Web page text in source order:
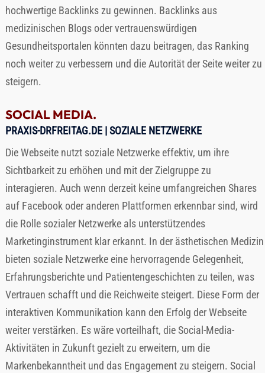
hochwertige Backlinks zu gewinnen. Backlinks aus
medizinischen Blogs oder vertrauenswürdigen
Gesundheitsportalen könnten dazu beitragen, das Ranking
noch weiter zu verbessern und die Autorität der Seite weiter zu
steigern.
SOCIAL MEDIA.
PRAXIS-DRFREITAG.DE| SOZIALE NETZWERKE
Die Webseite nutzt soziale Netzwerke effektiv, um ihre
Sichtbarkeit zu erhöhen und mit der Zielgruppe zu
interagieren. Auch wenn derzeit keine umfangreichen Shares
auf Facebook oder anderen Plattformen erkennbar sind, wird
die Rolle sozialer Netzwerke als unterstützendes
Marketinginstrument klar erkannt. In der ästhetischen Medizin
bieten soziale Netzwerke eine hervorragende Gelegenheit,
Erfahrungsberichte und Patientengeschichten zu teilen, was
Vertrauen schafft und die Reichweite steigert. Diese Form der
interaktiven Kommunikation kann den Erfolg der Webseite
weiter verstärken. Es wäre vorteilhaft, die Social-Media-
Aktivitäten in Zukunft gezielt zu erweitern, um die
Markenbekanntheit und das Engagement zu steigern. Social